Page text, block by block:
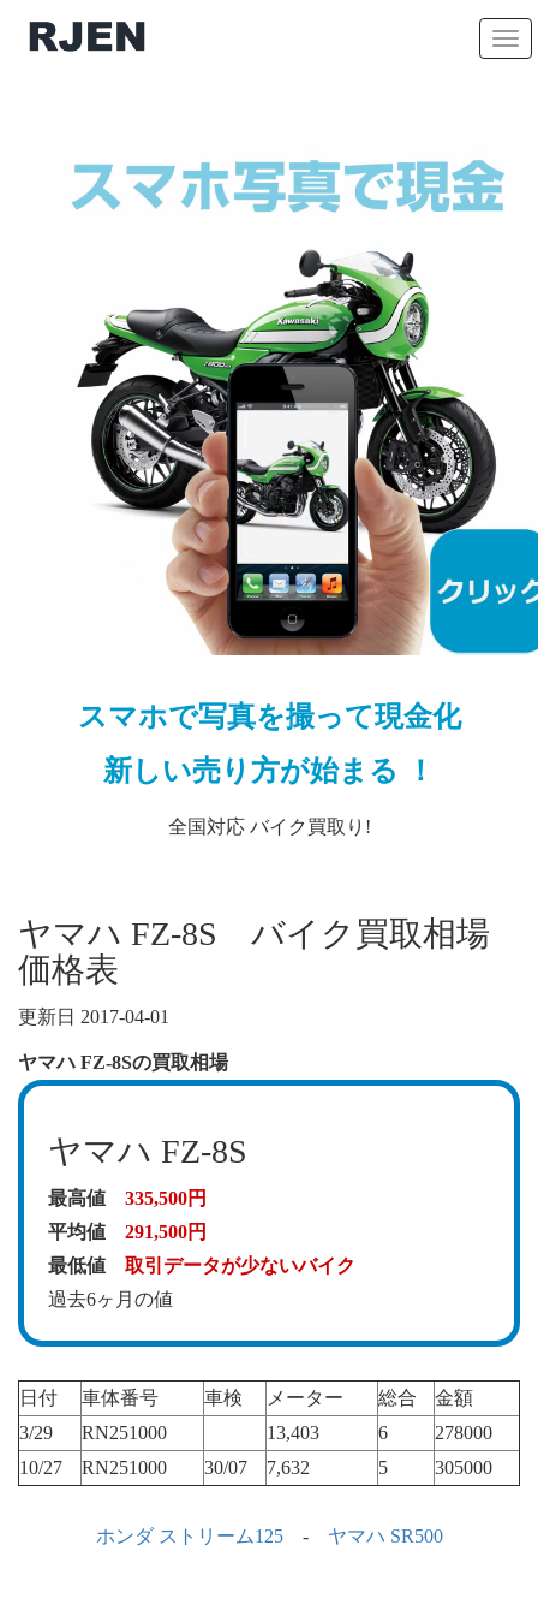
スマホで写真を撮って現金化
新しい売り方が始まる ！
全国対応 バイク買取り!
ヤマハ FZ-8S バイク買取相場
価格表
更新日 2017-04-01
ヤマハ FZ-8Sの買取相場
ヤマハ FZ-8S
最高値 335,500円
平均値 291,500円
最低値 取引データが少ないバイク
過去6ヶ月の値
日付 車体番号 車検 メーター 総合
金額
3/29
RN251000 13,403 6
278000
10/27
RN251000 30/07 7,632 5 305000
ホンダ ストリーム125- ヤマハ SR500